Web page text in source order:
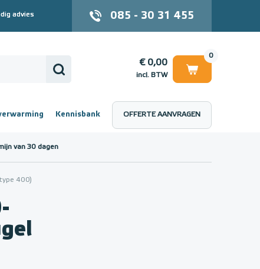
advies 085 - 30 31 455
0
€ 0,00
incl. BTW
€ 0,00
Kennisbank OFFERTE AANVRAGEN
van 30 dagen
400)